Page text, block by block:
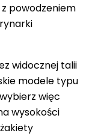
powodzeniem
widocznej talii
modele typu
więc
wysokości